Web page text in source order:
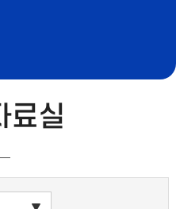
료실